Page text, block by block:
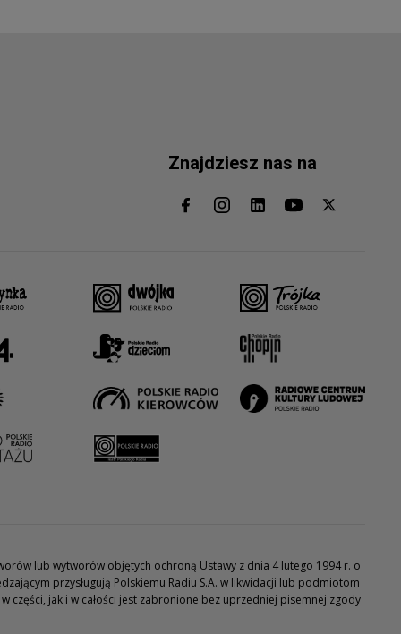
Znajdziesz nas na
lub wytworów objętych ochroną Ustawy z dnia 4 lutego 1994 r. o
przysługują Polskiemu Radiu S.A. w likwidacji lub podmiotom
części, jak i w całości jest zabronione bez uprzedniej pisemnej zgody